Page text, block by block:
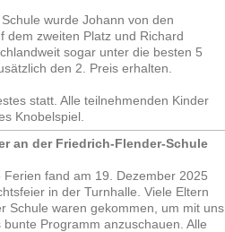
wurde Johann von den
dem zweiten Platz und Richard
sogar unter die besten 5
den 2. Preis erhalten.
statt. Alle teilnehmenden Kinder
Knobelspiel.
an der Friedrich-Flender-Schule
Ferien fand am 19. Dezember 2025
in der Turnhalle. Viele Eltern
Schule waren gekommen, um mit uns
Programm anzuschauen. Alle